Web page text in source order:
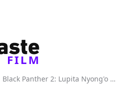
FILM
Black Panther 2: Lupita Nyong'o preannuncia un sequel emozionante "senza il nostro re"